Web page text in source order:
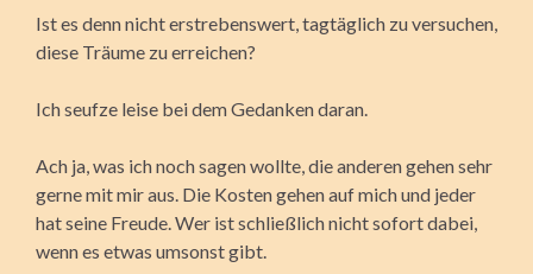
Ist es denn nicht erstrebenswert, tagtäglich zu versuchen,
diese Träume zu erreichen?
Ich seufze leise bei dem Gedanken daran.
Ach ja, was ich noch sagen wollte, die anderen gehen sehr
gerne mit mir aus. Die Kosten gehen auf mich und jeder
hat seine Freude. Wer ist schließlich nicht sofort dabei,
wenn es etwas umsonst gibt.